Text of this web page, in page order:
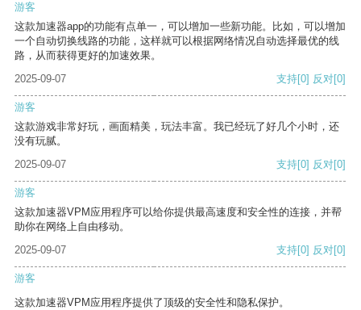
游客
这款加速器app的功能有点单一，可以增加一些新功能。比如，可以增加
一个自动切换线路的功能，这样就可以根据网络情况自动选择最优的线
路，从而获得更好的加速效果。
2025-09-07
支持[0] 反对[0]
游客
这款游戏非常好玩，画面精美，玩法丰富。我已经玩了好几个小时，还
没有玩腻。
2025-09-07
支持[0] 反对[0]
游客
这款加速器VPM应用程序可以给你提供最高速度和安全性的连接，并帮
助你在网络上自由移动。
2025-09-07
支持[0] 反对[0]
游客
这款加速器VPM应用程序提供了顶级的安全性和隐私保护。